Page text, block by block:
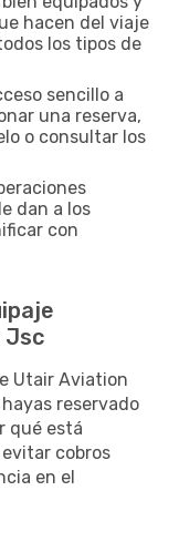
hacen del viaje
los tipos de
sencillo a
una reserva,
o consultar los
dan a los
con
Jsc
Utair Aviation
reservado
qué está
cobros
en el